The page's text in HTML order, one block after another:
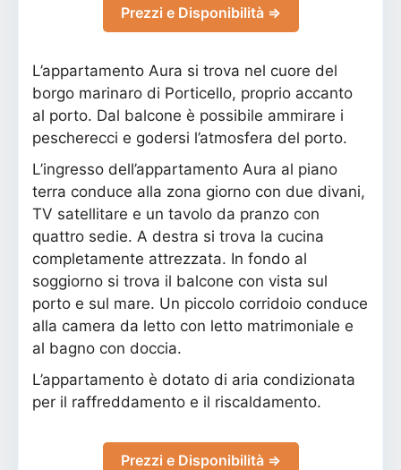
Prezzi e Disponibilità ⇒
L’appartamento Aura si trova nel cuore del
borgo marinaro di Porticello, proprio accanto
al porto. Dal balcone è possibile ammirare i
pescherecci e godersi l’atmosfera del porto.
L’ingresso dell’appartamento Aura al piano
terra conduce alla zona giorno con due divani,
TV satellitare e un tavolo da pranzo con
quattro sedie. A destra si trova la cucina
completamente attrezzata. In fondo al
soggiorno si trova il balcone con vista sul
porto e sul mare. Un piccolo corridoio conduce
alla camera da letto con letto matrimoniale e
al bagno con doccia.
L’appartamento è dotato di aria condizionata
per il raffreddamento e il riscaldamento.
Prezzi e Disponibilità ⇒